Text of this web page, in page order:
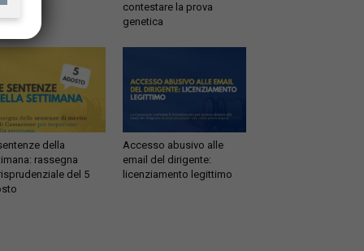
contestare la prova
genetica
della
rassegna
del 5
Accesso abusivo alle
email del dirigente:
licenziamento legittimo